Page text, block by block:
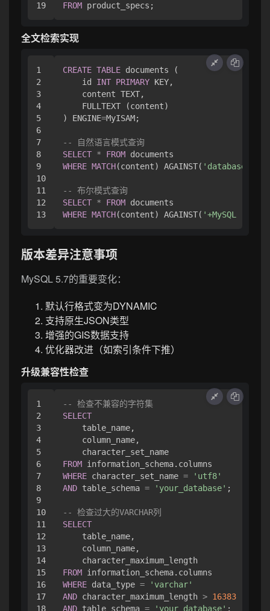
FROM
全文检索实现
1
2
3
4
5
6
7
8
9
10
11
12
CREATE TABLE documents (
    id
INT PRIMARY KEY,
    content TEXT,
    FULLTEXT (content)
) ENGINE=MyISAM;
-- 自然语言模式查询
SELECT * FROM
WHERE MATCH(content) AGAINST( 'database
-- 布尔模式查询
SELECT * FROM
WHERE MATCH(content) AGAINST( '+MySQL -
版本差异注意事项
MySQL 5.7的重要变化：
默认行格式变为DYNAMIC
支持原生JSON类型
增强的GIS数据支持
优化器改进（如索引条件下推）
升级兼容性检查
1
2
3
4
5
6
7
8
9
10
11
12
13
14
15
16
17
-- 检查不兼容的字符集
SELECT
    table_name,
    column_name,
FROM
WHERE character_set_name =
'utf8'
AND table_schema = 'your_database' ;
-- 检查过大的VARCHAR列
SELECT
    table_name,
    column_name,
FROM
WHERE data_type =
'varchar'
AND character_maximum_length > 16383
AND table_schema = 'your_database'